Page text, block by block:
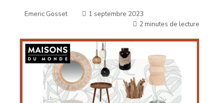
Emeric Gosset
1 septembre 2023
2 minutes de lecture